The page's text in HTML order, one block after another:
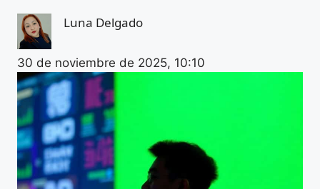
Luna Delgado
30 de noviembre de 2025, 10:10